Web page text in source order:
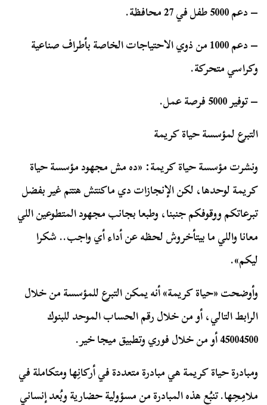
– دعم 5000 طفل في 27 محافظة.
– دعم 1000 من ذوي الاحتياجات الخاصة بأطراف صناعية
وكراسي متحركة.
– توفير 5000 فرصة عمل.
التبرع لمؤسسة حياة كريمة
ونشرت مؤسسة حياة كريمة: «ده مش مجهود مؤسسة حياة
كريمة لوحدها، لكن الإنجازات دي ماكنتش هتتم غير بفضل
تبرعاتكم ووقوفكم جنبنا، وطبعا بجانب مجهود المتطوعين اللي
معانا واللي ما بيتأخروش لحظه عن أداء أي واجب.. شكرا
ليكم».
وأوضحت «حياة كريمة» أنه يمكن التبرع للمؤسسة من خلال
الرابط التالي، أو من خلال رقم الحساب الموحد للبنوك
45004500 أو من خلال فوري وتطبيق ميجا خير.
ومبادرة حياة كريمة هي مبادرة متعددة في أركانِها ومتكاملة في
ملامِحِها. تنبُع هذه المبادرة من مسؤولية حضارية وبُعد إنساني